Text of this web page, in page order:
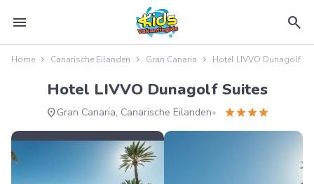
menu search
Home Canarische Eilanden Gran Canaria Hotel LIVVO Dunagolf
Hotel LIVVO Dunagolf Suites
location_onGran Canaria, Canarische Eilanden starstarstarstar